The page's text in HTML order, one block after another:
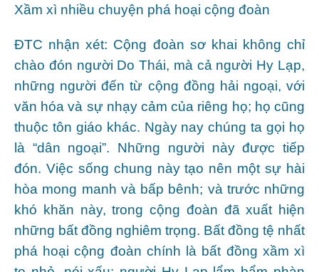
Xầm xì nhiều chuyện phá hoại cộng đoàn
ĐTC nhận xét: Cộng đoàn sơ khai không chỉ
chào đón người Do Thái, mà cả người Hy Lạp,
những người đến từ cộng đồng hải ngoại, với
văn hóa và sự nhạy cảm của riêng họ; họ cũng
thuộc tôn giáo khác. Ngày nay chúng ta gọi họ
là “dân ngoại”. Những người này được tiếp
đón. Việc sống chung này tạo nên một sự hài
hòa mong manh và bấp bênh; và trước những
khó khăn này, trong cộng đoàn đã xuất hiện
những bất đồng nghiêm trọng. Bất đồng tệ nhất
phá hoại cộng đoàn chính là bất đồng xầm xì